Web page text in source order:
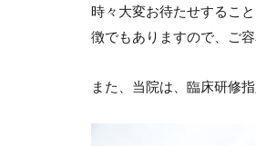
時々大変お待たせするこ
徴でもありますので、ご容
また、当院は、臨床研修